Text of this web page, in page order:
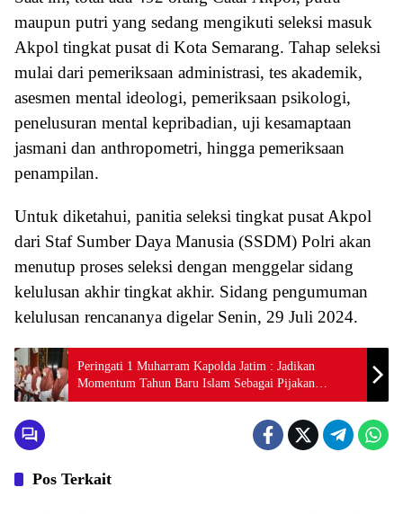
maupun putri yang sedang mengikuti seleksi masuk
Akpol tingkat pusat di Kota Semarang. Tahap seleksi
mulai dari pemeriksaan administrasi, tes akademik,
asesmen mental ideologi, pemeriksaan psikologi,
penelusuran mental kepribadian, uji kesamaptaan
jasmani dan anthropometri, hingga pemeriksaan
penampilan.
Untuk diketahui, panitia seleksi tingkat pusat Akpol
dari Staf Sumber Daya Manusia (SSDM) Polri akan
menutup proses seleksi dengan menggelar sidang
kelulusan akhir tingkat akhir. Sidang pengumuman
kelulusan rencananya digelar Senin, 29 Juli 2024.
Peringati 1 Muharram Kapolda Jatim : Jadikan
Momentum Tahun Baru Islam Sebagai Pijakan
Intropeksi
Pos Terkait
Aktivitas